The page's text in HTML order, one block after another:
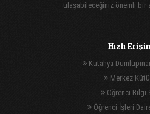
ulaşabileceğiniz önemli bir
Hızlı
Kütahya
Merkez
Öğrenci Bilgi
Öğrenci İşleri